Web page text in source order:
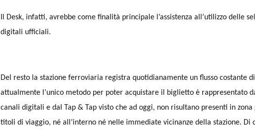
Il Desk, infatti, avrebbe come finalità principale l’assistenza all’utilizzo delle
digitali ufficiali.
Del resto la stazione ferroviaria registra quotidianamente un flusso costante
attualmente l’unico metodo per poter acquistare il biglietto è rappresentato
canali digitali e dal Tap & Tap visto che ad oggi, non risultano presenti in
titoli di viaggio, né all’interno né nelle immediate vicinanze della stazione. Di